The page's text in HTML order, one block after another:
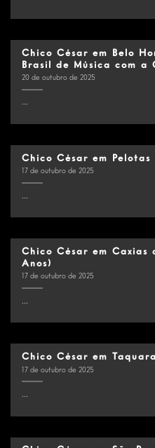
Chico César em Belo
Brasil de Música com a
20 de outubro de 2025
...
Chico César em Pelotas
17 de outubro de 2025
...
Chico César em Caxias
Anos)
17 de outubro de 2025
...
Chico César em
17 de outubro de 2025
...